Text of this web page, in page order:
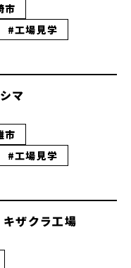
市
#工場見学
マ
市
#工場見学
キザクラ工場